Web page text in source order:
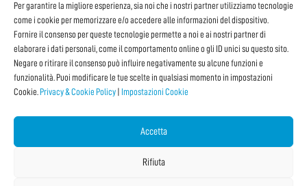
Per garantire la migliore esperienza, sia noi che i nostri partner utilizziamo tecnologie
come i cookie per memorizzare e/o accedere alle informazioni del dispositivo.
Fornire il consenso per queste tecnologie permette a noi e ai nostri partner di
elaborare i dati personali, come il comportamento online o gli ID unici su questo sito.
Negare o ritirare il consenso può influire negativamente su alcune funzioni e
funzionalità. Puoi modificare le tue scelte in qualsiasi momento in impostazioni
Cookie. Privacy & Cookie Policy Impostazioni Cookie
Accetta
Rifiuta
Iscriviti alla Newsletter
CONDIVIDI QUESTA PAGINA!
Facebook